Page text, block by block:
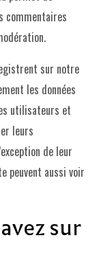
commentaires
sur notre
les données
utilisateurs et
leurs
de leur
peuvent aussi voir
sur